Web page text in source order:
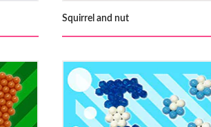
Squirrel and nut